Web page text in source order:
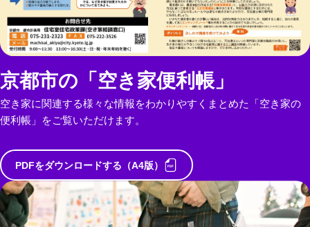
京都市の「空き家便利帳」
空き家に関連する様々な情報をわかりやすくまとめた「空き家の
便利帳」をご覧いただけます。
PDFをダウンロードする（A4版）